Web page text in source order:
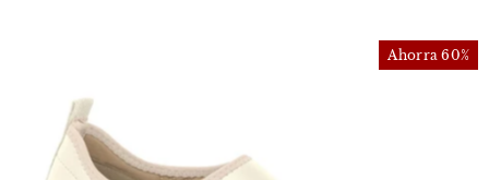
Ahorra 60%